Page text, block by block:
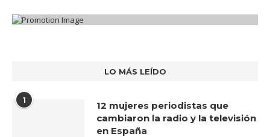
LO MÁS LEÍDO
1
12 mujeres periodistas que
cambiaron la radio y la televisión
en España